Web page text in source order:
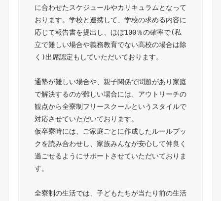
に合わせたスケジュールやカリキュラムとなって
おります。学校と連携して、学校の求める内容に
応じて報告書を提出し、ほぼ100％の確率で(私
立で難しい場合や義務教育でない高校の場合は除
く)出席認定もしていただいております。
通塾が難しい場合や、親子関係で問題があり家庭
で解決するのが難しい場合には、アウトリーチの
観点から全寮制フリースクールというスタイルで
対応させていただいております。
仮卒寮時には、ご家庭ごとに作成したルールブッ
クを読み合わせし、家族みんなが安心して仲良く
過ごせるようにサポートさせていただいておりま
す。
全寮制の生活では、子どもたちが当たり前の生活